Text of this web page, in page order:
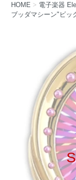
HOME > 電子楽器
ブッダマシーン"ビッ